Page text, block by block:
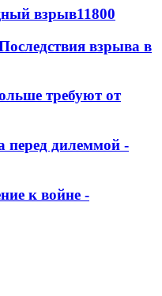
взрыв11800
взрыва в
требуют от
перед дилеммой -
к войне -